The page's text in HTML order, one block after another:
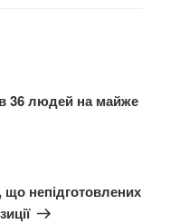
36 людей на майже
що непідготовлених